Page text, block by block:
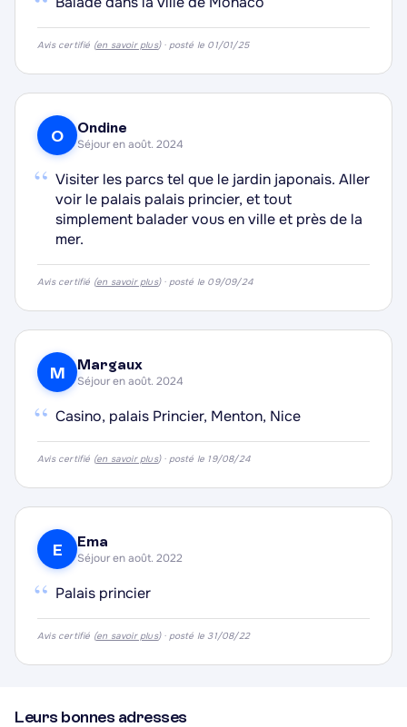
·
·
Avis certifié (en savoir plus) · posté le 01/01/25
O Ondine
Séjour en août. 2024
“ Visiter les parcs tel que le jardin japonais. Aller
voir le palais palais princier, et tout
simplement balader vous en ville et près de la
mer.
Avis certifié (en savoir plus) · posté le 09/09/24
M Margaux
Séjour en août. 2024
“ Casino, palais Princier, Menton, Nice
Avis certifié (en savoir plus) · posté le 19/08/24
E Ema
Séjour en août. 2022
“ Palais princier
Avis certifié (en savoir plus) · posté le 31/08/22
Leurs bonnes adresses